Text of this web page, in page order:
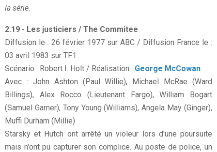
la série.
2.19 - Les justiciers / The Commitee
Diffusion le : 26 février 1977 sur ABC / Diffusion France le :
03 avril 1983 sur TF1
Scénario : Robert I. Holt / Réalisation : George McCowan
Avec : John Ashton (Paul Willie), Michael McRae (Ward
Billings), Alex Rocco (Lieutenant Fargo), William Bogart
(Samuel Garner), Tony Young (Williams), Angela May (Ginger),
Muffi Durham (Millie)
Starsky et Hutch ont arrêté un violeur lors d'une poursuite
mais n'ont pu capturer son complice. Au poste de police, un